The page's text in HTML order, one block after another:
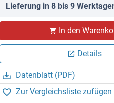
Lieferung in 8 bis 9
In den
Details
Datenblatt (PDF)
Zur Vergleichsliste zufügen